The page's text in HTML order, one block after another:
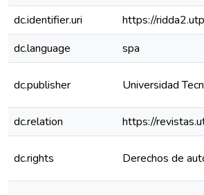
dc.identifier.uri
https://
dc.language
spa
dc.publisher Universidad
dc.relation https://
dc.rights Derechos de